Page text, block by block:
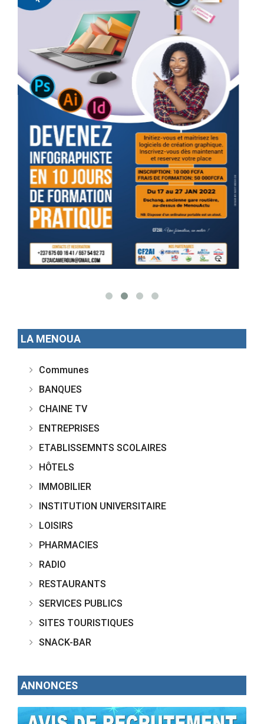
LA MENOUA
Communes
BANQUES
CHAINE TV
ENTREPRISES
ETABLISSEMNTS SCOLAIRES
HÔTELS
IMMOBILIER
INSTITUTION UNIVERSITAIRE
LOISIRS
PHARMACIES
RADIO
RESTAURANTS
SERVICES PUBLICS
SITES TOURISTIQUES
SNACK-BAR
ANNONCES